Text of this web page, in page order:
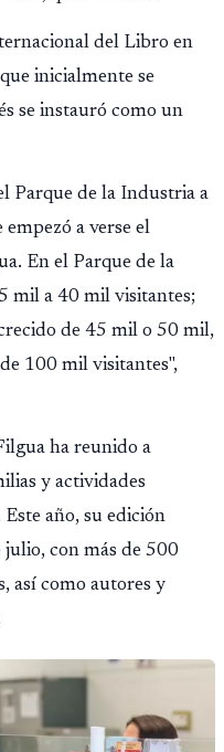
del Libro en
inicialmente se
se instauró como un
Parque de la Industria a
a verse el
En el Parque de la
mil a 40 mil visitantes;
de 45 mil o 50 mil,
100 mil visitantes",
ha reunido a
y actividades
año, su edición
con más de 500
así como autores y